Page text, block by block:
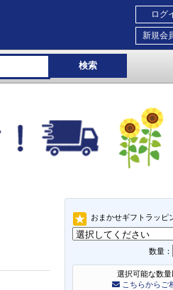
ログ
新規会
検索
おまかせギフトラッピ
数量：
選択可能な数
こちらからご